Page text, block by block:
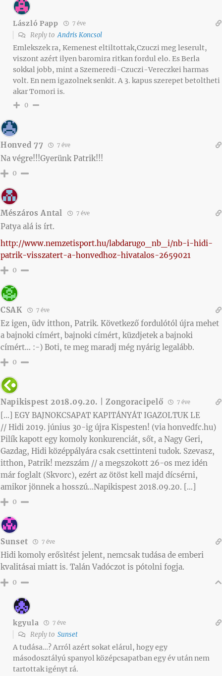
László Papp 7 éve
Reply toAndris Koncsol
Emlekszek ra, Kemenest eltiltottak,Czuczi meg leserult,
viszont azért ilyen baromira ritkan fordul elo. Es Berla
sokkal jobb, mint a Szemeredi-Czuczi-Vereczkei harmas
volt. En nem igazolnek senkit. A 3. kapus szerepet betoltheti
akar Tomori is.
0
Honved 77 7 éve
Na végre!!!Gyerünk Patrik!!!
0
Mészáros Antal 7 éve
Patya alá is írt.
http://www.nemzetisport.hu/labdarugo_nb_i/nb-i-hidi-
patrik-visszatert-a-honvedhoz-hivatalos-2659021
0
CSAK 7 éve
Ez igen, üdv itthon, Patrik. Következő fordulótól újra mehet
a bajnoki címért, bajnoki címért, küzdjetek a bajnoki
címért… :-) Boti, te meg maradj még nyárig legalább.
0
Napikispest 2018.09.20. | Zongoracipelő 7 éve
[…] EGY BAJNOKCSAPAT KAPITÁNYÁT IGAZOLTUK LE
// Hidi 2019. június 30-ig újra Kispesten! (via honvedfc.hu)
Pilík kapott egy komoly konkurenciát, sőt, a Nagy Geri,
Gazdag, Hidi középpályára csak csettinteni tudok. Szevasz,
itthon, Patrik! mezszám // a megszokott 26-os mez idén
már foglalt (Skvorc), ezért az ötöst kell majd dícsérni,
amikor jönnek a hosszú…Napikispest 2018.09.20. […]
0
Sunset 7 éve
Hidi komoly erősìtést jelent, nemcsak tudása de emberi
kvalitásai miatt is. Talán Vadóczot is pótolni fogja.
0
kgyula 7 éve
Reply to Sunset
A tudása…? Arról azért sokat elárul, hogy egy
másodosztályú spanyol középcsapatban egy év után nem
tartottak igényt rá.